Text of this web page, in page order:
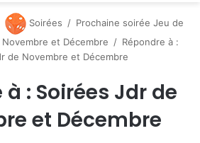
Soirées / Prochaine soirée Jeu de
et Décembre / Répondre à :
de Novembre et Décembre
: Soirées Jdr de
et Décembre